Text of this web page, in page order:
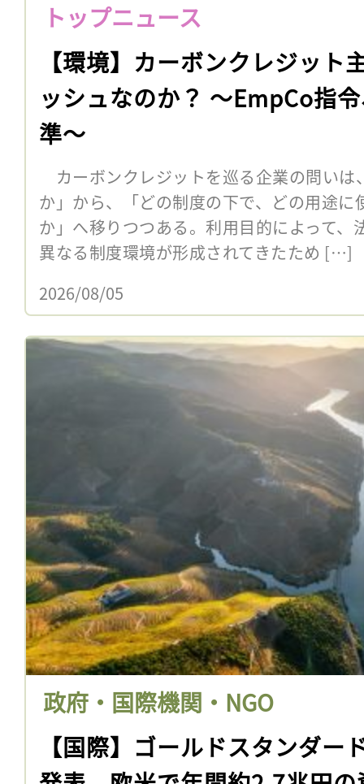
トップニュース
【環境】カーボンクレジット
ッシュなのか？ 〜EmpCo指
準〜
カーボンクレジットを巡る企業の問いは
か」から、「どの制度の下で、どの用途に
か」へ移りつつある。利用目的によって、
異なる制度環境が形成されてきたため […]
2026/08/05
政府・国際機関・NGO
【国際】ゴールドスタンダー